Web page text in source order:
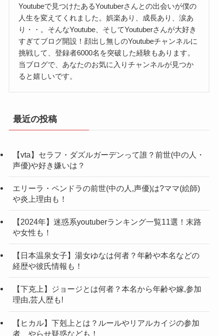
Youtubeで見つけたあるYoutuberさんとの出会いが僕の
人生を変えてくれました。娯楽あり、成長あり、涙あ
り・・。そんなYoutube、そしてYoutuberさんが大好き
すぎてブログ開設！顔出し無しのYoutubeチャンネルに
挑戦して、登録者6000名を突破した経験もあります。
当ブログで、あなたのお気に入りチャンネルが見つか
ると嬉しいです。
最近の投稿
【vta】セラフ・ダズルガーデンって誰？前世(中の人・
声優)や好き嫌いは？
エリーラ・ペンドラの前世(中の人,声優)は?ママ(絵師)
や炎上理由も！
【2024年】迷惑系youtuberランキング一覧11選！末路
や女性も！
【日本温泉女子】湯女ゆなは何者？年齢や本名などの
経歴や彼氏情報も！
【下克上】ジョージとは何者？本名から年齢や嫁,参加
理由,芸人歴も!
【ヒカル】下剋上とは？ルールやリアルカイジの参加
者、やらせ疑惑なども！